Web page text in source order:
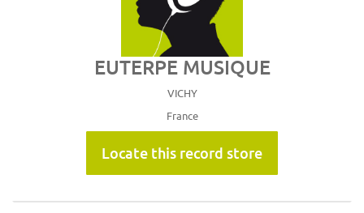
EUTERPE MUSIQUE
VICHY
France
Locate this record store